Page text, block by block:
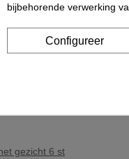
gezicht 6 st
bijbehorende verwerking
Configureer